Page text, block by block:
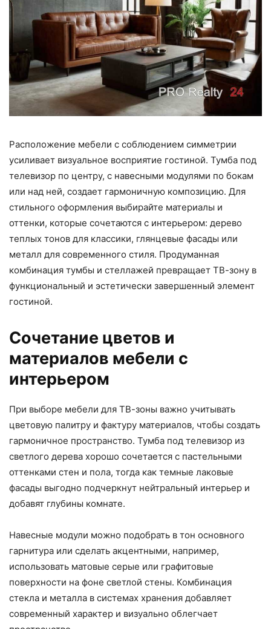
Расположение мебели с соблюдением симметрии
усиливает визуальное восприятие гостиной. Тумба под
телевизор по центру, с навесными модулями по бокам
или над ней, создает гармоничную композицию. Для
стильного оформления выбирайте материалы и
оттенки, которые сочетаются с интерьером: дерево
теплых тонов для классики, глянцевые фасады или
металл для современного стиля. Продуманная
комбинация тумбы и стеллажей превращает ТВ-зону в
функциональный и эстетически завершенный элемент
гостиной.
Сочетание цветов и
материалов мебели с
интерьером
При выборе мебели для ТВ-зоны важно учитывать
цветовую палитру и фактуру материалов, чтобы создать
гармоничное пространство. Тумба под телевизор из
светлого дерева хорошо сочетается с пастельными
оттенками стен и пола, тогда как темные лаковые
фасады выгодно подчеркнут нейтральный интерьер и
добавят глубины комнате.
Навесные модули можно подобрать в тон основного
гарнитура или сделать акцентными, например,
использовать матовые серые или графитовые
поверхности на фоне светлой стены. Комбинация
стекла и металла в системах хранения добавляет
современный характер и визуально облегчает